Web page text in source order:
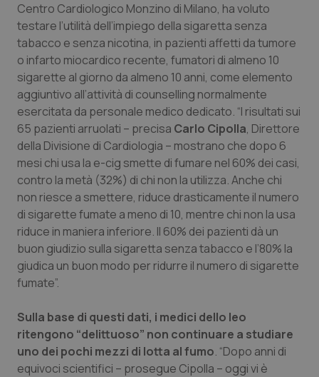
Provincia Autonoma di Trento
Puglia
Sardegna
Sicilia
Toscana
Umbria
Valle D’Aosta
Veneto
Ipertensione & Scompenso
Malattie rare
Malattia di Crohn & Rettocolite Ulcerosa
Neuroscienze & patologie neurodegenerative
Obesità
Oftalmologia
Oncodermatologia
Oncoematologia
Oncologia & Nutrizione
Psoriasi & pelle
Centro Cardiologico Monzino di Milano, ha voluto
testare l’utilità dell’impiego della sigaretta senza
tabacco e senza nicotina, in pazienti affetti da tumore
o infarto miocardico recente, fumatori di almeno 10
sigarette al giorno da almeno 10 anni, come elemento
aggiuntivo all’attività di counselling normalmente
esercitata da personale medico dedicato. “I risultati sui
65 pazienti arruolati – precisa Carlo Cipolla, Direttore
della Divisione di Cardiologia – mostrano che dopo 6
mesi chi usa la e-cig smette di fumare nel 60% dei casi,
contro la metà (32%) di chi non la utilizza. Anche chi
non riesce a smettere, riduce drasticamente il numero
di sigarette fumate a meno di 10, mentre chi non la usa
riduce in maniera inferiore. Il 60% dei pazienti dà un
buon giudizio sulla sigaretta senza tabacco e l’80% la
giudica un buon modo per ridurre il numero di sigarette
fumate”.
Sulla base di questi dati, i medici dello Ieo
ritengono “delittuoso” non continuare a studiare
uno dei pochi mezzi di lotta al fumo. “Dopo anni di
equivoci scientifici – prosegue Cipolla – oggi vi è